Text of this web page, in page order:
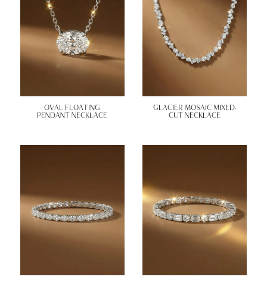
OVAL FLOATING
PENDANT NECKLACE
GLACIER MOSAIC MIXED-
CUT NECKLACE